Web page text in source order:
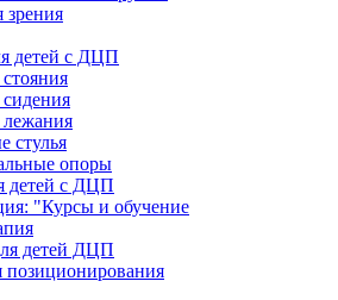
детей с ДЦП
стулья
опоры
детей с ДЦП
"Курсы и обучение
детей ДЦП
позиционирования